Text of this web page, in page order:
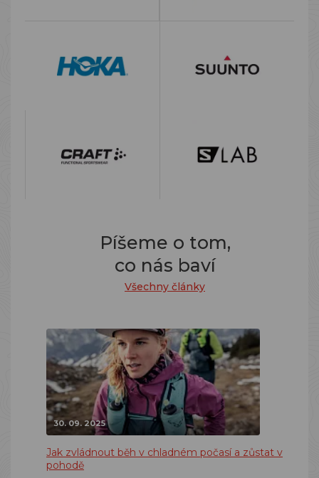
Píšeme o tom,
co nás baví
Všechny články
30. 09. 2025
Jak zvládnout běh v chladném počasí a zůstat v
pohodě